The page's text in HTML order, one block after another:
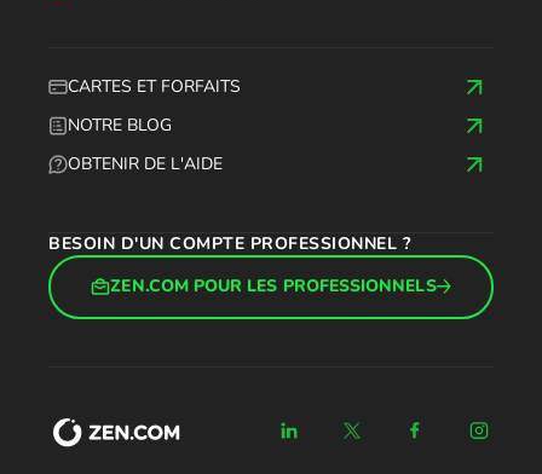
CARTES ET FORFAITS
NOTRE BLOG
OBTENIR DE L'AIDE
BESOIN D'UN COMPTE PROFESSIONNEL ?
ZEN.COM POUR LES PROFESSIONNELS